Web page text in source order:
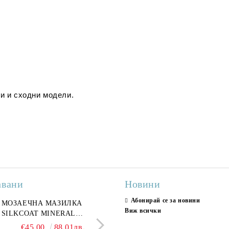
и сходни модели.
гранитогрес
GREY 60x120 см,
сив мрамор
€22.50 44.01лв.
Гранитогрес LESY GREY
GOLD 60х120см, тип
МОЗАЕЧНА МАЗИЛКА
SILKCOAT MINERAL
PLASTER STONE, СИТЕН
€45.00 88.01лв.
СТЕННИ ПЛОЧКИ
30X90CM, ГЛАНЦ
Новини
Абонирай се за новини
Виж всички